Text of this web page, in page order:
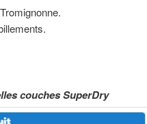
couches SuperDry